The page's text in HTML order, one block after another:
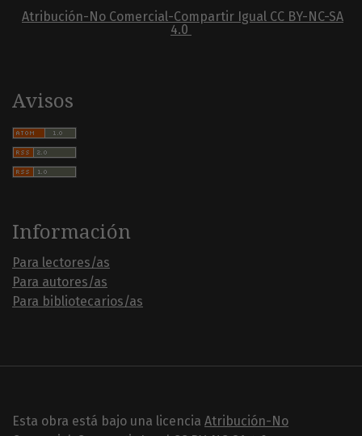
Atribución-No Comercial-Compartir Igual CC BY-NC-SA
4.0
Avisos
Información
Para lectores/as
Para autores/as
Para bibliotecarios/as
Esta obra está bajo una licencia Atribución-No